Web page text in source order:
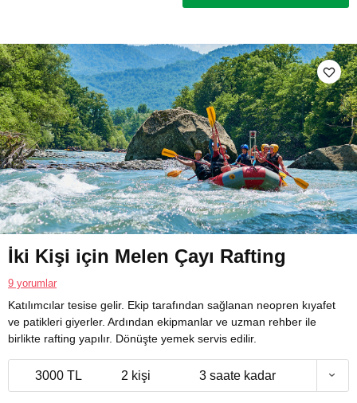
İki Kişi için Melen Çayı Rafting
9 yorumlar
Katılımcılar tesise gelir. Ekip tarafından sağlanan neopren kıyafet
ve patikleri giyerler. Ardından ekipmanlar ve uzman rehber ile
birlikte rafting yapılır. Dönüşte yemek servis edilir.
3000 TL 2 kişi 3 saate kadar